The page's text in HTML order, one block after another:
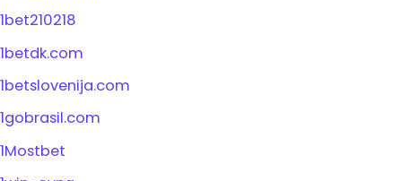
1bet210218
1betdk.com
1betslovenija.com
1gobrasil.com
1Mostbet